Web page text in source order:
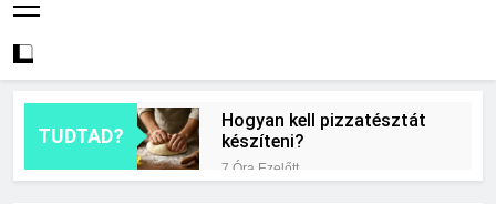
TUDTAD?
Hogyan kell pizzatésztát
készíteni?
7 Óra Ezelőtt